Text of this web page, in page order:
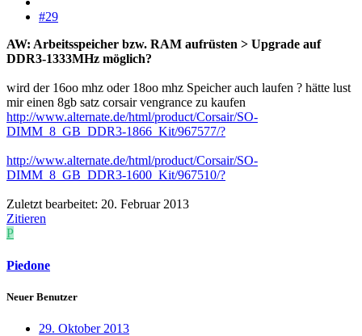
#29
AW: Arbeitsspeicher bzw. RAM aufrüsten > Upgrade auf
DDR3-1333MHz möglich?
wird der 16oo mhz oder 18oo mhz Speicher auch laufen ? hätte lust
mir einen 8gb satz corsair vengrance zu kaufen
http://www.alternate.de/html/product/Corsair/SO-
DIMM_8_GB_DDR3-1866_Kit/967577/?
http://www.alternate.de/html/product/Corsair/SO-
DIMM_8_GB_DDR3-1600_Kit/967510/?
Zuletzt bearbeitet: 20. Februar 2013
Zitieren
P
Piedone
Neuer Benutzer
29. Oktober 2013